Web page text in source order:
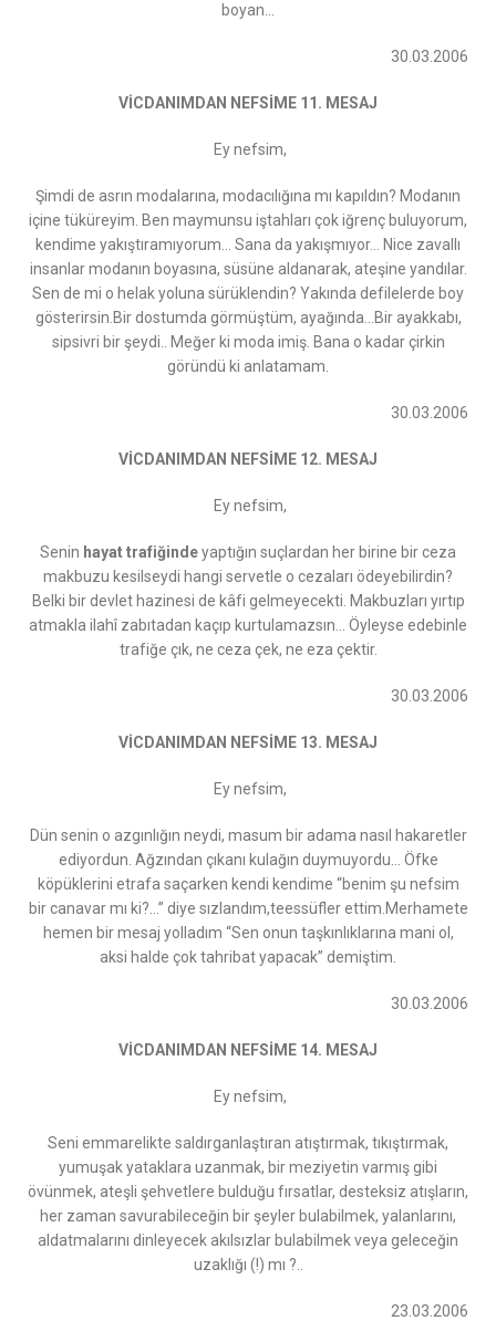
boyan…
30.03.2006
VİCDANIMDAN NEFSİME 11. MESAJ
Ey nefsim,
Şimdi de asrın modalarına, modacılığına mı kapıldın? Modanın
içine tüküreyim. Ben maymunsu iştahları çok iğrenç buluyorum,
kendime yakıştıramıyorum… Sana da yakışmıyor… Nice zavallı
insanlar modanın boyasına, süsüne aldanarak, ateşine yandılar.
Sen de mi o helak yoluna sürüklendin? Yakında defilelerde boy
gösterirsin.Bir dostumda görmüştüm, ayağında…Bir ayakkabı,
sipsivri bir şeydi.. Meğer ki moda imiş. Bana o kadar çirkin
göründü ki anlatamam.
30.03.2006
VİCDANIMDAN NEFSİME 12. MESAJ
Ey nefsim,
Senin hayat trafiğindeyaptığın suçlardan her birine bir ceza
makbuzu kesilseydi hangi servetle o cezaları ödeyebilirdin?
Belki bir devlet hazinesi de kâfi gelmeyecekti. Makbuzları yırtıp
atmakla ilahî zabıtadan kaçıp kurtulamazsın… Öyleyse edebinle
trafiğe çık, ne ceza çek, ne eza çektir.
30.03.2006
VİCDANIMDAN NEFSİME 13. MESAJ
Ey nefsim,
Dün senin o azgınlığın neydi, masum bir adama nasıl hakaretler
ediyordun. Ağzından çıkanı kulağın duymuyordu… Öfke
köpüklerini etrafa saçarken kendi kendime “benim şu nefsim
bir canavar mı ki?...” diye sızlandım,teessüfler ettim.Merhamete
hemen bir mesaj yolladım “Sen onun taşkınlıklarına mani ol,
aksi halde çok tahribat yapacak” demiştim.
30.03.2006
VİCDANIMDAN NEFSİME 14. MESAJ
Ey nefsim,
Seni emmarelikte saldırganlaştıran atıştırmak, tıkıştırmak,
yumuşak yataklara uzanmak, bir meziyetin varmış gibi
övünmek, ateşli şehvetlere bulduğu fırsatlar, desteksiz atışların,
her zaman savurabileceğin bir şeyler bulabilmek, yalanlarını,
aldatmalarını dinleyecek akılsızlar bulabilmek veya geleceğin
uzaklığı (!) mı ?..
23.03.2006